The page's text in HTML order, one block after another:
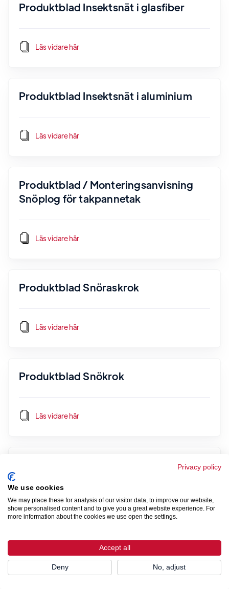
Produktblad Insektsnät i glasfiber
Läs vidare här
Produktblad Insektsnät i aluminium
Läs vidare här
Produktblad / Monteringsanvisning
Snöplog för takpannetak
Läs vidare här
Produktblad Snöraskrok
Läs vidare här
Produktblad Snökrok
Läs vidare här
Produktblad Glidskydd par för plåttak
Läs vidare här
Produktblad / Monteringsanvisning
Glidskydd
Privacy policy
We use cookies
We may place these for analysis of our visitor data, to improve our website,
show personalised content and to give you a great website experience. For
more information about the cookies we use open the settings.
Accept all
Deny No, adjust